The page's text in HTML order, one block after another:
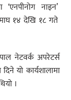
नाइन’
१४ देखि १८ गते
नेटवर्क अपरेटर्स
यो कार्यशालामा
।